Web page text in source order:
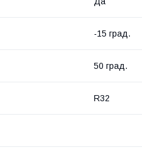
-15 град.
50 град.
R32